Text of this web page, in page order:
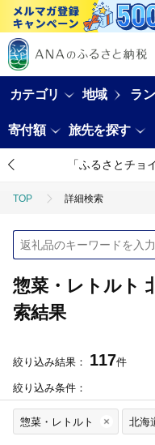
カテゴリ 地域 ラ
寄付額 旅先を探す
「ふるさとチョ
TOP 詳細検索
惣菜・レトルト
索結果
絞り込み結果： 117件
絞り込み条件：
惣菜・レトルト 北海